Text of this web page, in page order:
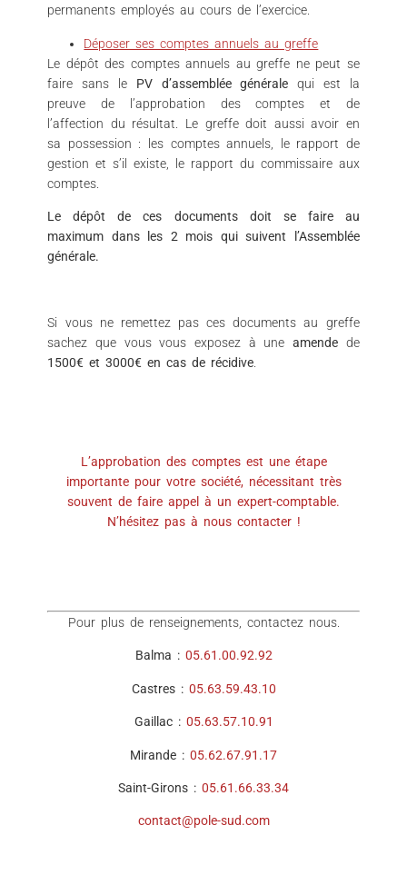
permanents employés au cours de l’exercice.
Déposer ses comptes annuels au greffe
Le dépôt des comptes annuels au greffe ne peut se
faire sans le PV d’assemblée générale qui est la
preuve de l’approbation des comptes et de
l’affection du résultat. Le greffe doit aussi avoir en
sa possession : les comptes annuels, le rapport de
gestion et s’il existe, le rapport du commissaire aux
comptes.
Le dépôt de ces documents doit se faire au
maximum dans les 2 mois qui suivent l’Assemblée
générale.
Si vous ne remettez pas ces documents au greffe
sachez que vous vous exposez à une amendede
1500€ et 3000€ en cas de récidive
L’approbation des comptes est une étape
importante pour votre société, nécessitant très
souvent de faire appel à un expert-comptable.
N’hésitez pas à nous contacter !
Pour plus de renseignements, contactez nous.
Balma : 05.61.00.92.92
Castres : 05.63.59.43.10
Gaillac : 05.63.57.10.91
Mirande : 05.62.67.91.17
Saint-Girons : 05.61.66.33.34
contact@pole-sud.com